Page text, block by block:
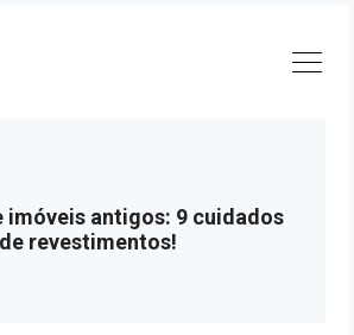
imóveis antigos: 9 cuidados
revestimentos!